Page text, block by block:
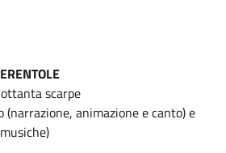
scarpe
(narrazione, animazione e canto) e